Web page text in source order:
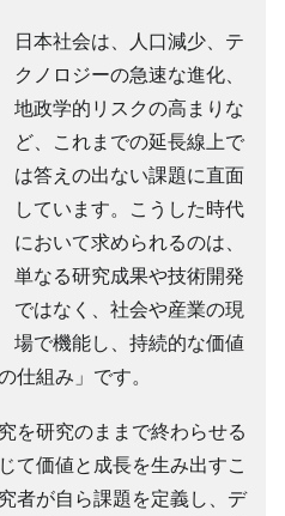
日本社会は、人口減少、テ
クノロジーの急速な進化、
地政学的リスクの高まりな
ど、これまでの延長線上で
は答えの出ない課題に直面
しています。こうした時代
において求められるのは、
単なる研究成果や技術開発
ではなく、社会や産業の現
場で機能し、持続的な価値
仕組み」です。
を研究のままで終わらせる
て価値と成長を生み出すこ
者が自ら課題を定義し、デ